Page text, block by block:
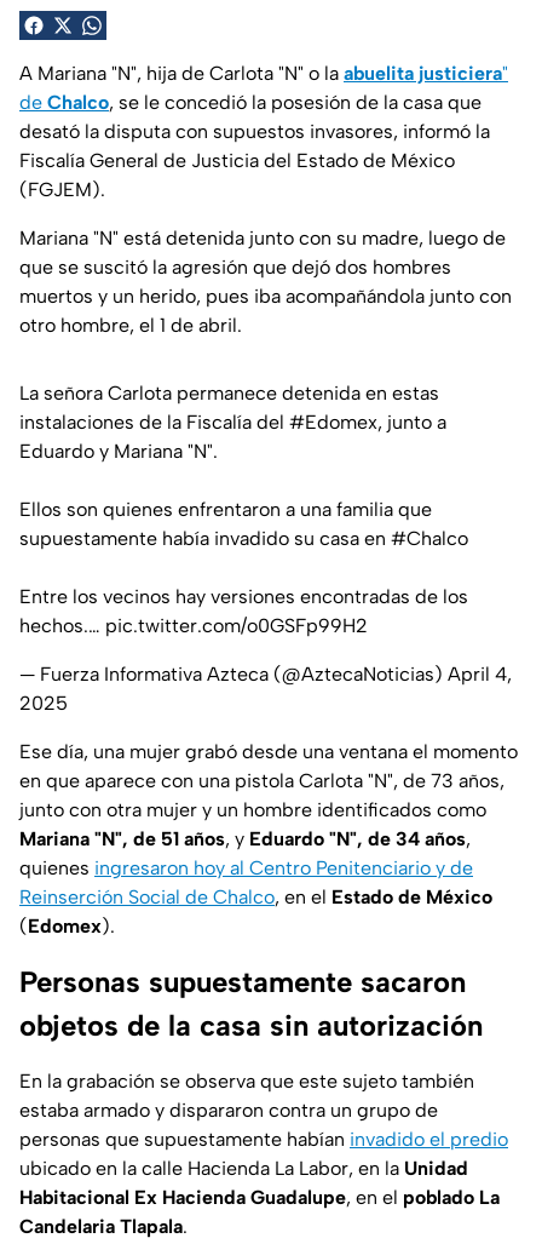
A Mariana "N", hija de Carlota "N" o la abuelita justiciera"
de Chalco, se le concedió la posesión de la casa que
desató la disputa con supuestos invasores, informó la
Fiscalía General de Justicia del Estado de México
(FGJEM).
Mariana "N" está detenida junto con su madre, luego de
que se suscitó la agresión que dejó dos hombres
muertos y un herido, pues iba acompañándola junto con
otro hombre, el 1 de abril.
La señora Carlota permanece detenida en estas
instalaciones de la Fiscalía del #Edomex, junto a
Eduardo y Mariana "N".
Ellos son quienes enfrentaron a una familia que
supuestamente había invadido su casa en #Chalco
Entre los vecinos hay versiones encontradas de los
hechos.… pic.twitter.com/o0GSFp99H2
— Fuerza Informativa Azteca (@AztecaNoticias) April 4,
2025
Ese día, una mujer grabó desde una ventana el momento
en que aparece con una pistola Carlota "N", de 73 años,
junto con otra mujer y un hombre identificados como
Mariana "N", de 51 años, y Eduardo "N", de 34 años,
quienes ingresaron hoy al Centro Penitenciario y de
Reinserción Social de Chalco, en el Estado de México
(Edomex).
Personas supuestamente sacaron
objetos de la casa sin autorización
En la grabación se observa que este sujeto también
estaba armado y dispararon contra un grupo de
personas que supuestamente habían invadido el predio
ubicado en la calle Hacienda La Labor, en la Unidad
Habitacional Ex Hacienda Guadalupe, en el poblado La
Candelaria Tlapala.